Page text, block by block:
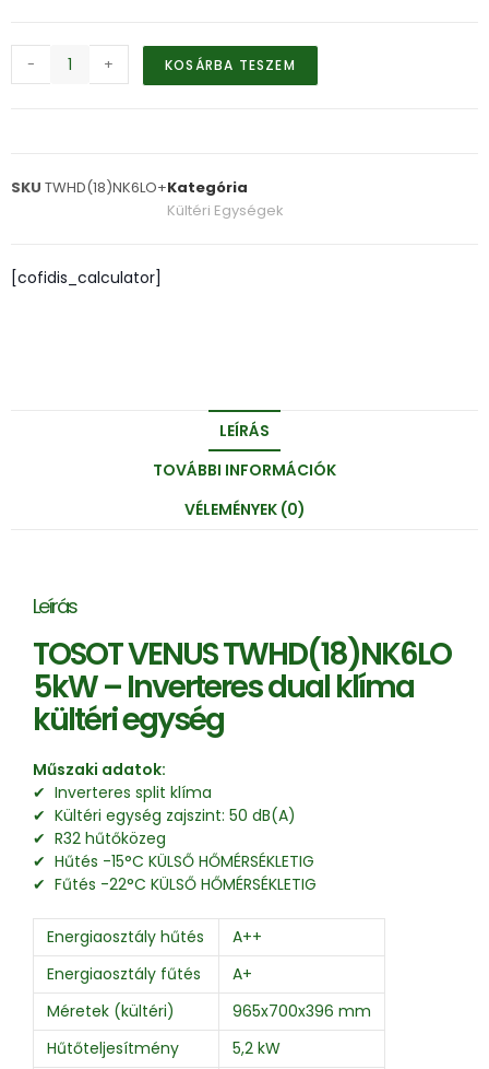
- + KOSÁRBA TESZEM
SKU TWHD(18)NK6LO+Kategória
Kültéri Egységek
[cofidis_calculator]
LEÍRÁS
TOVÁBBI INFORMÁCIÓK
VÉLEMÉNYEK (0)
Leírás
TOSOT VENUS TWHD(18)NK6LO
5kW – Inverteres dual klíma
kültéri egység
Műszaki adatok:
✔ Inverteres split klíma
✔ Kültéri egység zajszint: 50 dB(A)
✔ R32 hűtőközeg
✔ Hűtés -15°C KÜLSŐ HŐMÉRSÉKLETIG
✔ Fűtés -22°C KÜLSŐ HŐMÉRSÉKLETIG
Energiaosztály hűtés
A++
Energiaosztály fűtés
A+
Méretek (kültéri)
965x700x396 mm
Hűtőteljesítmény
5,2 kW